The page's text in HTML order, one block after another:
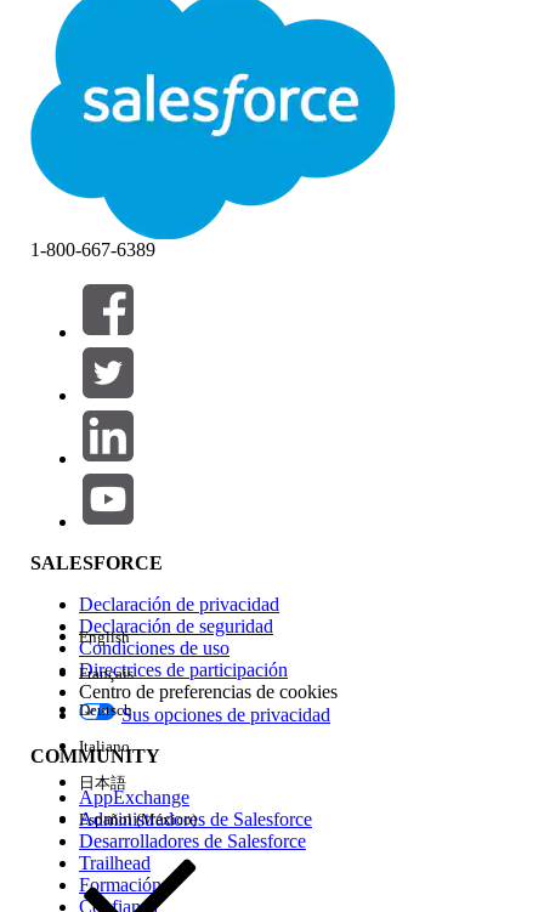
Filtros (0)
SELECCIONAR FILTROS
Área de productos
Repercusión de función
Edición
Experiencia
1-800-667-6389
SALESFORCE
Declaración de privacidad
Declaración de seguridad
Condiciones de uso
Directrices de participación
Centro de preferencias de cookies
Sus opciones de privacidad
COMMUNITY
AppExchange
Administradores de Salesforce
Desarrolladores de Salesforce
Trailhead
Formación
Confianza
English
Français
Deutsch
Italiano
日本語
Español (México)